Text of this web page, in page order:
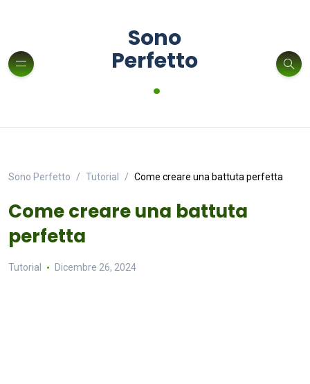
Sono
Perfetto
.
Sono Perfetto Tutorial Come creare una battuta perfetta
Come creare una battuta
perfetta
Tutorial Dicembre 26, 2024